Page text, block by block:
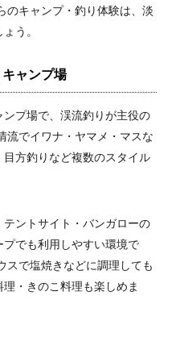
のキャンプ・釣り体験は、淡
う。
キャンプ場
プ場で、渓流釣りが主役の
流でイワナ・ヤマメ・マスな
方釣りなど複数のスタイル
ントサイト・バンガローの
でも利用しやすい環境で
スで塩焼きなどに調理しても
・きのこ料理も楽しめま